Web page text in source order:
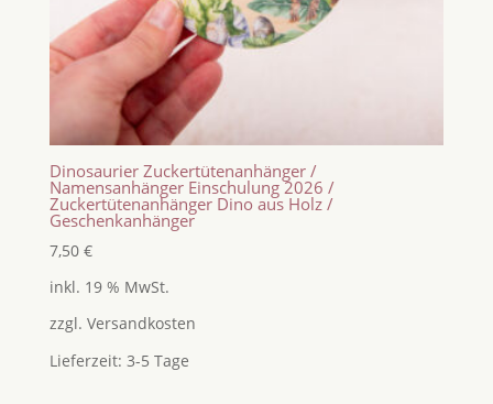
Dinosaurier Zuckertütenanhänger /
Namensanhänger Einschulung 2026 /
Zuckertütenanhänger Dino aus Holz /
Geschenkanhänger
7,50 €
inkl. 19 % MwSt.
zzgl. Versandkosten
Lieferzeit: 3-5 Tage